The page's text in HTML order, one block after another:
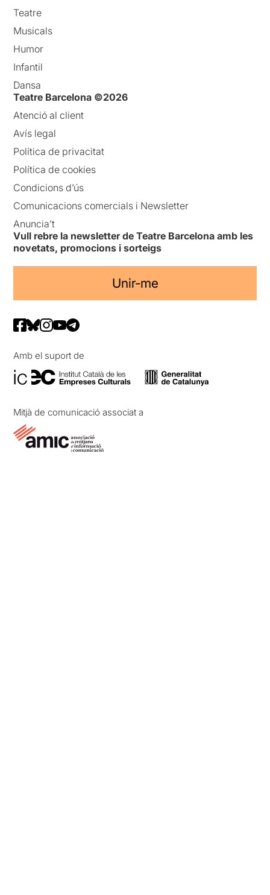
Teatre
Musicals
Humor
Infantil
Dansa
Teatre Barcelona ©2026
Atenció al client
Avís legal
Política de privacitat
Política de cookies
Condicions d’ús
Comunicacions comercials i Newsletter
Anuncia’t
Vull rebre la newsletter de Teatre Barcelona amb les
novetats, promocions i sorteigs
Unir-me
Amb el suport de
Mitjà de comunicació associat a